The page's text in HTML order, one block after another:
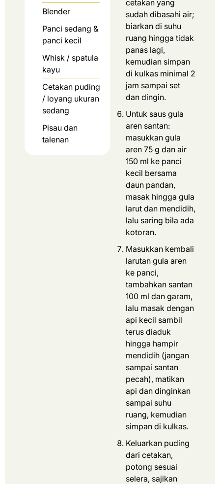
Blender
Panci sedang &
panci kecil
Whisk / spatula
kayu
Cetakan puding
/ loyang ukuran
sedang
Pisau dan
talenan
cetakan yang
sudah dibasahi air;
biarkan di suhu
ruang hingga tidak
panas lagi,
kemudian simpan
di kulkas minimal 2
jam sampai set
dan dingin.
Untuk saus gula
aren santan:
masukkan gula
aren 75 g dan air
150 ml ke panci
kecil bersama
daun pandan,
masak hingga gula
larut dan mendidih,
lalu saring bila ada
kotoran.
Masukkan kembali
larutan gula aren
ke panci,
tambahkan santan
100 ml dan garam,
lalu masak dengan
api kecil sambil
terus diaduk
hingga hampir
mendidih (jangan
sampai santan
pecah), matikan
api dan dinginkan
sampai suhu
ruang, kemudian
simpan di kulkas.
Keluarkan puding
dari cetakan,
potong sesuai
selera, sajikan